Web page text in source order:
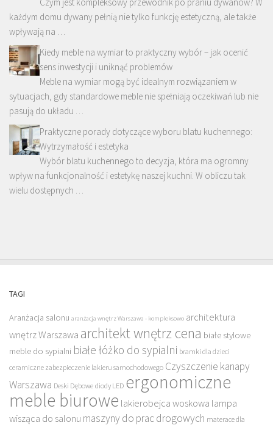
każdym domu dywany pełnią nie tylko funkcję estetyczną, ale także
wpływają na …
Kiedy meble na wymiar to praktyczny wybór – jak ocenić
sens inwestycji i uniknąć problemów
Meble na wymiar mogą być idealnym rozwiązaniem w
sytuacjach, gdy standardowe meble nie spełniają oczekiwań lub nie
pasują do układu …
Praktyczne porady dotyczące wyboru blatu kuchennego:
Wytrzymałość i estetyka
Wybór blatu kuchennego to decyzja, która ma ogromny
wpływ na funkcjonalność i estetykę naszej kuchni. W obliczu tak
wielu dostępnych …
TAGI
Aranżacja salonu aranżacja wnętrz Warszawa - kompleksowo architektura
wnętrz Warszawa architekt wnętrz cena białe stylowe
meble do sypialni białe łóżko do sypialni bramki dla dzieci
ceramiczne zabezpieczenie lakieru samochodowego Czyszczenie kanapy
Warszawa Deski Dębowe diody LED ergonomiczne
meble biurowe lakierobejca woskowa lampa
wisząca do salonu maszyny do prac drogowych materace dla